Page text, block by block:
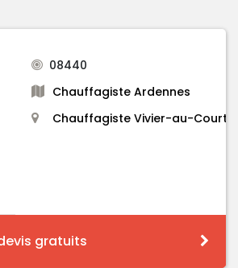
08440
Chauffagiste Ardennes
Chauffagiste Vivier-au-Court
gratuits